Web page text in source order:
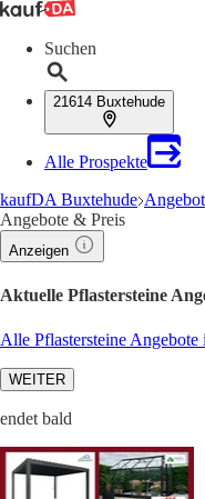
Suchen
21614 Buxtehude
Alle Prospekte
kaufDA Buxtehude
Angebote & Preis
Anzeigen
Aktuelle Pflastersteine
Alle Pflastersteine
WEITER
endet bald